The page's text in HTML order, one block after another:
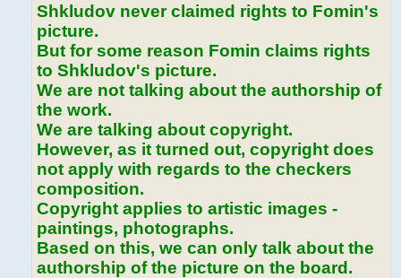
Shkludov never claimed rights to Fomin's
picture.
But for some reason Fomin claims rights
to Shkludov's picture.
We are not talking about the authorship of
the work.
We are talking about copyright.
However, as it turned out, copyright does
not apply with regards to the checkers
composition.
Copyright applies to artistic images -
paintings, photographs.
Based on this, we can only talk about the
authorship of the picture on the board.